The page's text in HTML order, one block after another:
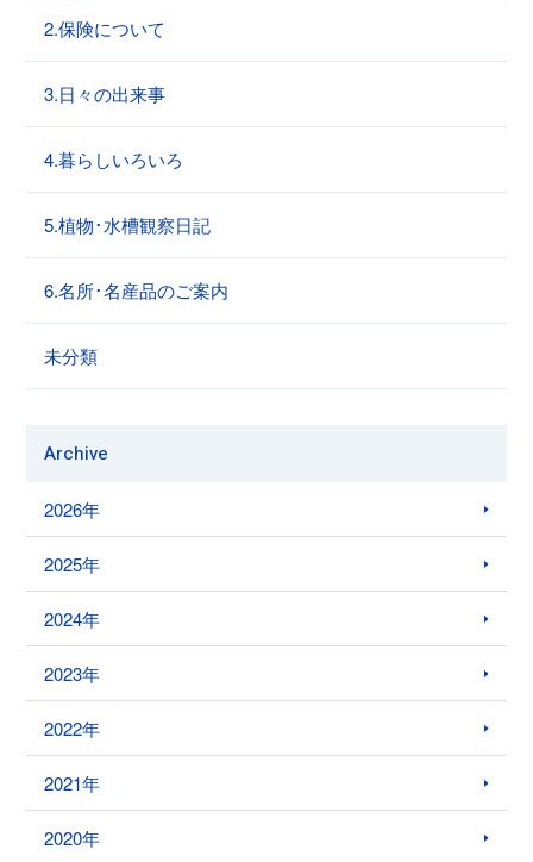
2.保険について
3.日々の出来事
4.暮らしいろいろ
5.植物･水槽観察日記
6.名所･名産品のご案内
未分類
Archive
2026年
2025年
2024年
2023年
2022年
2021年
2020年